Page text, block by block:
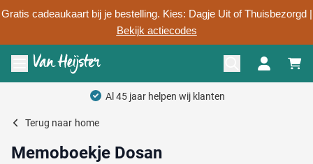
Gratis cadeaukaart bij je bestelling. Kies: Dagje Uit of Thuisbezorgd |
Bekijk actiecodes
Ga naar de inhoud
Menu openen
Al 45 jaar helpen wij klanten
Terug naar home
Memoboekje Dosan